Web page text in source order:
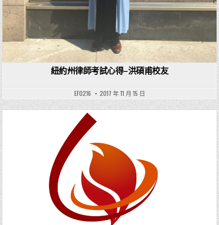
紐約州律師考試心得–洪碩甫校友
EF0216 2017 年 11 月 15 日